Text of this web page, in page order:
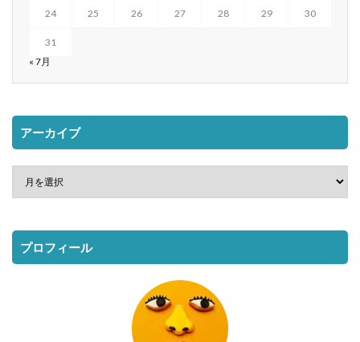
24 25 26 27 28 29 30
31
« 7月
アーカイブ
プロフィール